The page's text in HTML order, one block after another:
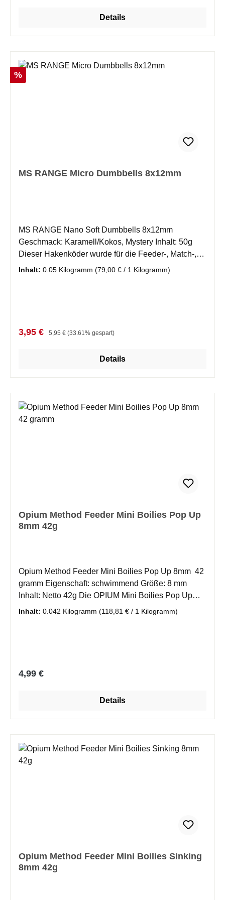
Details
Rabatt
%
MS RANGE Micro Dumbbells 8x12mm
MS RANGE Nano Soft Dumbbells 8x12mm
Geschmack: Karamell/Kokos, Mystery Inhalt: 50g
Dieser Hakenköder wurde für die Feeder-, Match-,
und Poleangler entwickelt. Er lässt sich problemlos
um ein Naturprodukt handelt, bitte vor Hitze
Inhalt: 0.05 Kilogramm (79,00 € / 1 Kilogramm)
Verkaufspreis:
3,95 € Regulärer Preis:
5,95 € (33.61% gespart)
Details
Opium Method Feeder Mini Boilies Pop Up
8mm 42g
Opium Method Feeder Mini Boilies Pop Up 8mm 42
gramm Eigenschaft: schwimmend Größe: 8 mm
Inhalt: Netto 42g Die OPIUM Mini Boilies Pop Up
GENLOG sind innovative Köder der neuesten
Boilies im Wasser und sorgen so für eine effektvolle,
unterschiedlichen Gewässern in ganz Europa haben
fängig und zuverlässig – für maximale Fangchancen
Inhalt: 0.042 Kilogramm (118,81 € / 1 Kilogramm)
Regulärer Preis:
4,99 €
Details
Opium Method Feeder Mini Boilies Sinking
8mm 42g